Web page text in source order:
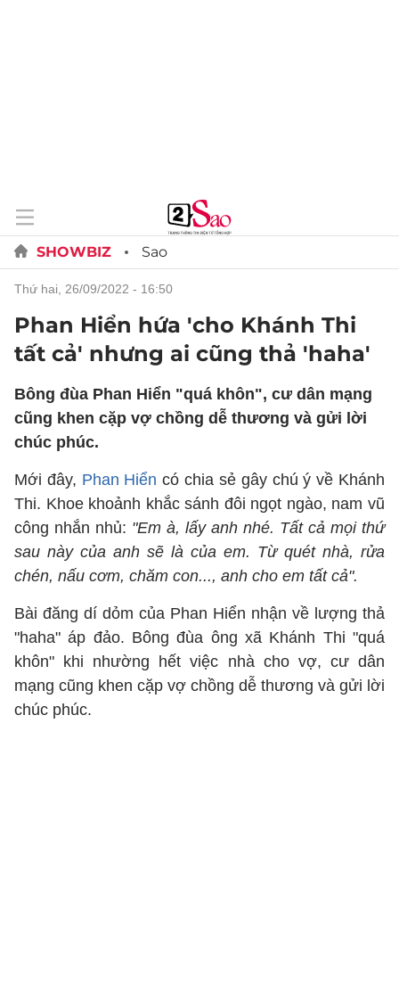
SHOWBIZ Sao
thứ hai, 26/09/2022 - 16:50
Phan Hiển hứa 'cho Khánh Thi
tất cả' nhưng ai cũng thả 'haha'
Bông đùa Phan Hiển "quá khôn", cư dân mạng
cũng khen cặp vợ chồng dễ thương và gửi lời
chúc phúc.
Mới đây, Phan Hiển có chia sẻ gây chú ý về Khánh
Thi. Khoe khoảnh khắc sánh đôi ngọt ngào, nam vũ
công nhắn nhủ: "Em à, lấy anh nhé. Tất cả mọi thứ
sau này của anh sẽ là của em. Từ quét nhà, rửa
chén, nấu cơm, chăm con..., anh cho em tất cả".
Bài đăng dí dỏm của Phan Hiển nhận về lượng thả
"haha" áp đảo. Bông đùa ông xã Khánh Thi "quá
khôn" khi nhường hết việc nhà cho vợ, cư dân
mạng cũng khen cặp vợ chồng dễ thương và gửi lời
chúc phúc.